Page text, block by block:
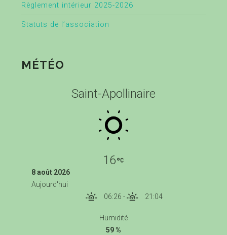
Règlement intérieur 2025-2026
Statuts de l’association
MÉTÉO
Saint-Apollinaire
16
8 août 2026
Aujourd'hui
06:26 - 21:04
Humidité
59 %